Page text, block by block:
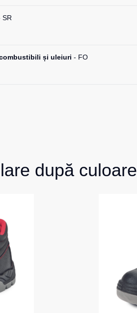
SR
și uleiuri - FO
după culoare